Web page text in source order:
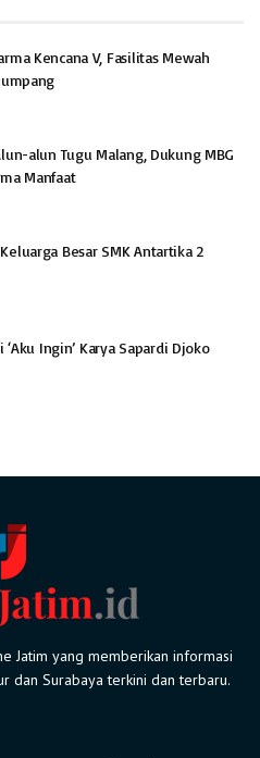
Kencana V, Fasilitas Mewah
alun Tugu Malang, Dukung MBG
Manfaat
Besar SMK Antartika 2
Ingin’ Karya Sapardi Djoko
Jatim yang memberikan informasi
dan Surabaya terkini dan terbaru.